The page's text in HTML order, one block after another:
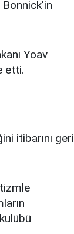
Bonnick'in
Yoav
etti.
itibarını geri